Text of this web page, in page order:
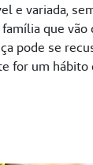
e variada,
que vão
pode se
for um